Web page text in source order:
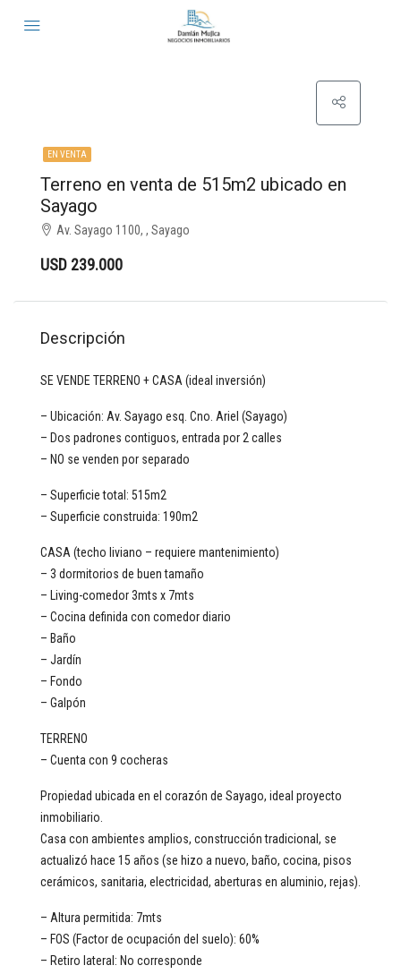
EN VENTA
Terreno en venta de 515m2 ubicado en
Sayago
Av. Sayago 1100, , Sayago
USD 239.000
Descripción
SE VENDE TERRENO + CASA (ideal inversión)
– Ubicación: Av. Sayago esq. Cno. Ariel (Sayago)
– Dos padrones contiguos, entrada por 2 calles
– NO se venden por separado
– Superficie total: 515m2
– Superficie construida: 190m2
CASA (techo liviano – requiere mantenimiento)
– 3 dormitorios de buen tamaño
– Living-comedor 3mts x 7mts
– Cocina definida con comedor diario
– Baño
– Jardín
– Fondo
– Galpón
TERRENO
– Cuenta con 9 cocheras
Propiedad ubicada en el corazón de Sayago, ideal proyecto
inmobiliario.
Casa con ambientes amplios, construcción tradicional, se
actualizó hace 15 años (se hizo a nuevo, baño, cocina, pisos
cerámicos, sanitaria, electricidad, aberturas en aluminio, rejas).
– Altura permitida: 7mts
– FOS (Factor de ocupación del suelo): 60%
– Retiro lateral: No corresponde